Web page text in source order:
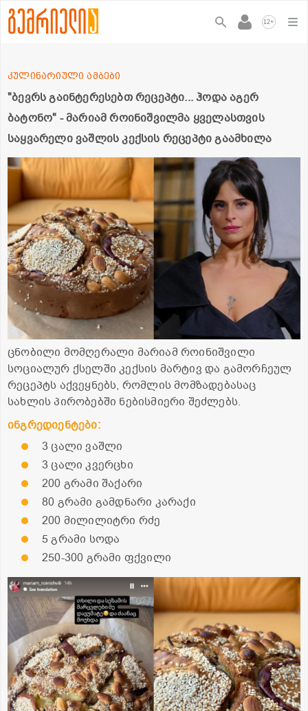
12+
"ბევრს გაინტერესებთ რეცეპტი... ჰოდა აგერ
ბატონო" - მარიამ როინიშვილმა ყველასთვის
საყვარელი ვაშლის კექსის რეცეპტი გაამხილა
კულინარიული ამბები
ცნობილი მომღერალი მარიამ როინიშვილი
სოციალურ ქსელში კექსის მარტივ და გამორჩეულ
რეცეპტს აქვეყნებს, რომლის მომზადებასაც
სახლის პირობებში ნებისმიერი შეძლებს.
ინგრედიენტები:
3 ცალი ვაშლი
3 ცალი კვერცხი
200 გრამი შაქარი
80 გრამი გამდნარი კარაქი
200 მილილიტრი რძე
5 გრამი სოდა
250-300 გრამი ფქვილი